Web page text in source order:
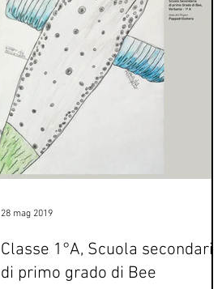
Classe 1°A, Scuola secondaria
di primo grado di Bee
28 mag 2019